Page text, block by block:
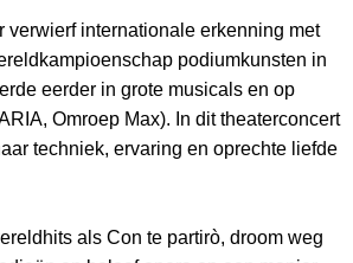
verwierf internationale erkenning met
podiumkunsten in
eerder in grote musicals en op
Omroep Max). In dit theaterconcert
techniek, ervaring en oprechte liefde
als Con te partirò, droom weg